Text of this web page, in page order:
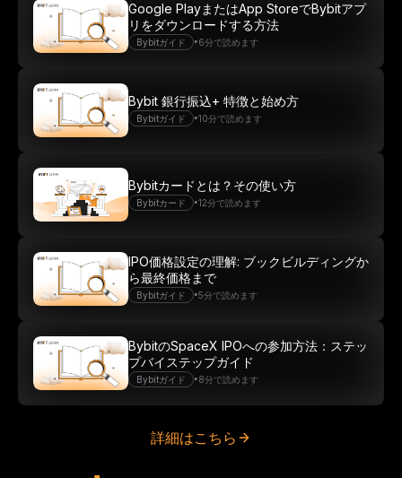
Bybitガイド •6分で読めます
Google PlayまたはApp StoreでBybitアプ
リをダウンロードする方法
Bybitガイド •10分で読めます
Bybit 銀行振込+ 特徴と始め方
Bybitカード •12分で読めます
Bybitカードとは？その使い方
Bybitガイド •5分で読めます
IPO価格設定の理解: ブックビルディングか
ら最終価格まで
Bybitガイド •8分で読めます
BybitのSpaceX IPOへの参加方法：ステッ
プバイステップガイド
詳細はこちら